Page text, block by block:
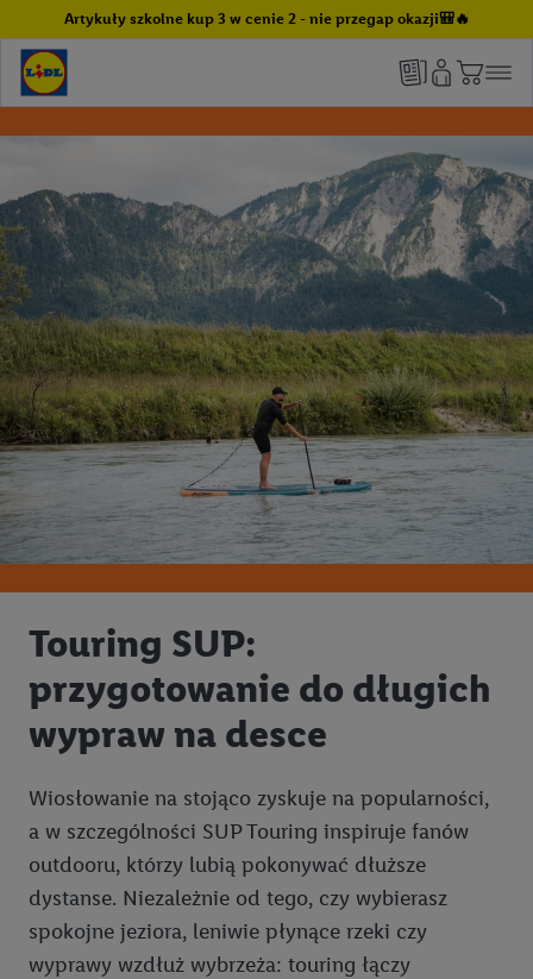
Artykuły szkolne kup 3 w cenie 2 - nie przegap okazji🎒🔥
Touring SUP:
przygotowanie do długich
wypraw na desce
Wiosłowanie na stojąco zyskuje na popularności,
a w szczególności SUP Touring inspiruje fanów
outdooru, którzy lubią pokonywać dłuższe
dystanse. Niezależnie od tego, czy wybierasz
spokojne jeziora, leniwie płynące rzeki czy
wyprawy wzdłuż wybrzeża: touring łączy